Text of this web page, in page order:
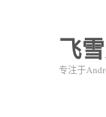
飞
专注于